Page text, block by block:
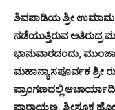
ಶಿವಪಾಡಿಯ ಶ್ರೀ
ನಡೆಯುತ್ತಿರುವ ಅತಿರುದ್ರ
ಭಾನುವಾರದಂದು,
ಮಹಾನ್ಯಾಸಪೂರ್ವಕ ಶ್ರೀ
ಪ್ರಾಂಗಣದಲ್ಲಿ
ಪಾರಾಯಣ, ಶ್ರೀಸೂಕ್ತ